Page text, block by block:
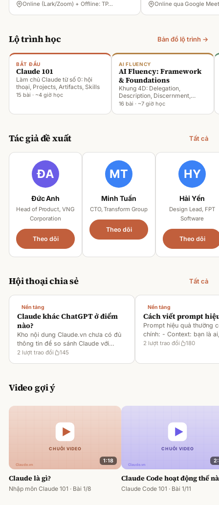
Online (Lark/Zoom) + Offline: TP… Online qua Google Meet
Lộ trình học Bản đồ lộ trình →
BẮT ĐẦU
Claude 101
Làm chủ Claude từ số 0: hội
thoại, Projects, Artifacts, Skills
15 bài · ~4 giờ học
AI FLUENCY
AI Fluency: Framework
& Foundations
Khung 4D: Delegation,
Description, Discernment,
Diligence
16 bài · ~7 giờ học
Tác giả đề xuất Tất cả
Đức Anh
Head of Product, VNG
Corporation
Theo dõi
Minh Tuấn
CTO, Transform Group
Theo dõi
Hải Yến
Design Lead, FPT
Software
Theo dõi
Hội thoại chia sẻ Tất cả
Nền tảng
Claude khác ChatGPT ở điểm
nào?
Kho nội dung Claude.vn chưa có đủ
thông tin để so sánh Claude với
ChatGPT. Hiện chỉ có tài liệu về
2 lượt trao đổi 145
Nền tảng
Cách viết prompt
Prompt hiệu quả thường
chính: - Context: bạn là
gì [1][2][6] - Task: muốn
2 lượt trao đổi 180
Video gợi ý
1:18
Claude là gì?
Nhập môn Claude 101 · Bài 1/8
Claude Code hoạt động thế
Claude Code 101 · Bài 1/11